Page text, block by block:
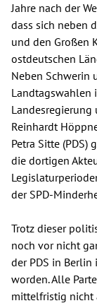
Jahre nach der
dass sich neben
und den Großen
ostdeutschen
Neben Schwerin
Landtagswahlen
Reinhardt
Petra Sitte (PDS)
die dortigen
der SPD-
Trotz dieser
noch vor nicht
der PDS in
worden. Alle
mittelfristig nicht